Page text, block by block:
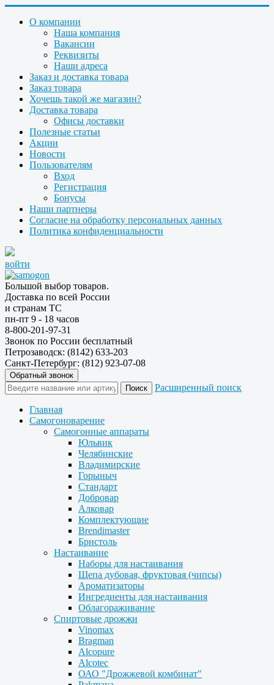
О компании
Наша компания
Вакансии
Реквизиты
Наши адреса
Заказ и доставка товара
Заказ товара
Хочешь такой же магазин?
Доставка товара
Офисы доставки
Полезные статьи
Акции
Новости
Пользователям
Вход
Регистрация
Бонусы
Наши партнеры
Согласие на обработку персональных данных
Политика конфиденциальности
войти
Большой выбор товаров.
Доставка по всей России
и странам ТС
пн-пт 9 - 18 часов
8-800-201-97-31
Звонок по России бесплатный
Петрозаводск: (8142) 633-203
Санкт-Петербург: (812) 923-07-08
Обратный звонок
Расширенный поиск
Главная
Самогоноварение
Самогонные аппараты
Юльвик
Челябинские
Владимирские
Горыныч
Стандарт
Добровар
Алковар
Комплектующие
Brendimaster
Бристоль
Настаивание
Наборы для настаивания
Щепа дубовая, фруктовая (чипсы)
Ароматизаторы
Ингредиенты для настаивания
Облагораживание
Спиртовые дрожжи
Vinomax
Bragman
Alcopure
Alcotec
ОАО "Дрожжевой комбинат"